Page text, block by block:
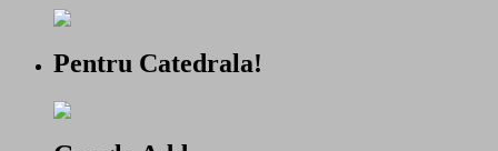
Pentru Catedrala!